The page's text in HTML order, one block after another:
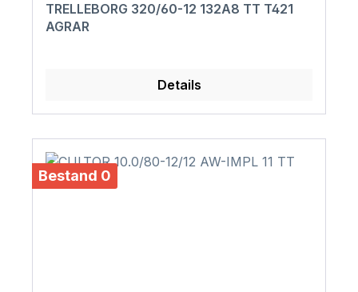
TRELLEBORG 320/60-12 132A8 TT T421
AGRAR
Details
Bestand 0